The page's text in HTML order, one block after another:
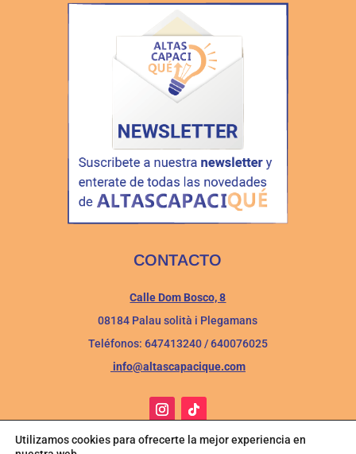
CONTACTO
Calle Dom Bosco, 8
08184 Palau solità i Plegamans
Teléfonos: 647413240 / 640076025
info@altascapacique.com
Utilizamos cookies para ofrecerte la mejor experiencia en